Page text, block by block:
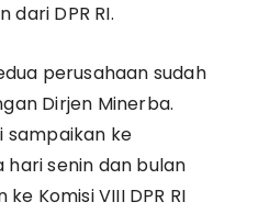
DPR RI.
perusahaan sudah
Dirjen Minerba.
sampaikan ke
hari senin dan bulan
Komisi VIII DPR RI